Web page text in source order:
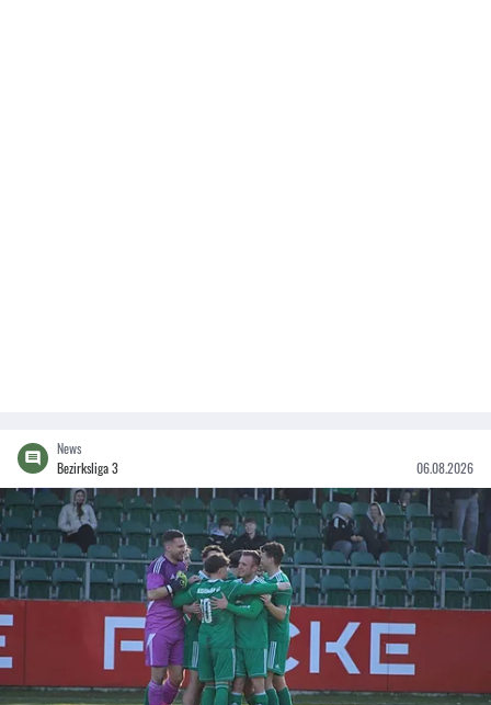
News
Bezirksliga 3
06.08.2026